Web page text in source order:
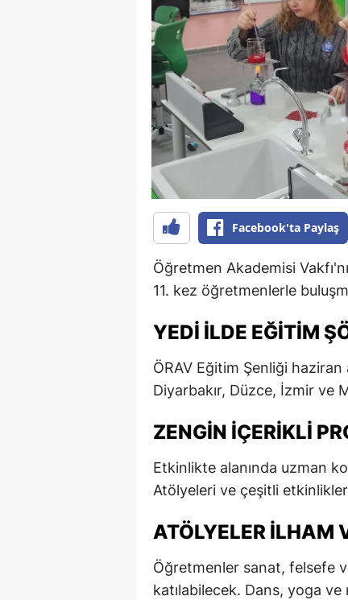
Facebook'ta Paylaş
Öğretmen Akademisi
11. kez öğretmenlerle
YEDI İLDE EĞITIM
ÖRAV Eğitim Şenliği
Diyarbakır, Düzce, İzmir ve
ZENGIN İÇERIKLI
Etkinlikte alanında uzman
Atölyeleri ve çeşitli
ATÖLYELER İLHAM
Öğretmenler sanat, felsefe
katılabilecek. Dans, yoga ve